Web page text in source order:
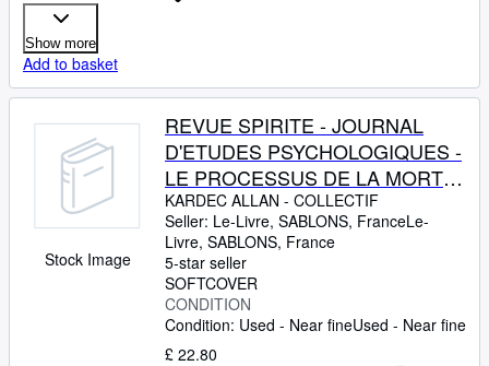
Show more
Add to basket
Stock Image
REVUE SPIRITE - JOURNAL
D'ETUDES PSYCHOLOGIQUES -
LE PROCESSUS DE LA MORT
PAR A. J. DAVIS -
DETERMINISME ET LIBRE-
ARBITRE PAR C. TIRET - PAGES
OUBLIEES PAR ALLAN KARDEC
- LA SCIENCE DES MIRACLES
PAR G. GOURON
KARDEC ALLAN - COLLECTIF
Seller: Le-Livre, SABLONS, FranceLe-
Livre, SABLONS, France
5-star seller
SOFTCOVER
CONDITION
Condition: Used - Near fineUsed - Near fine
£ 22.80